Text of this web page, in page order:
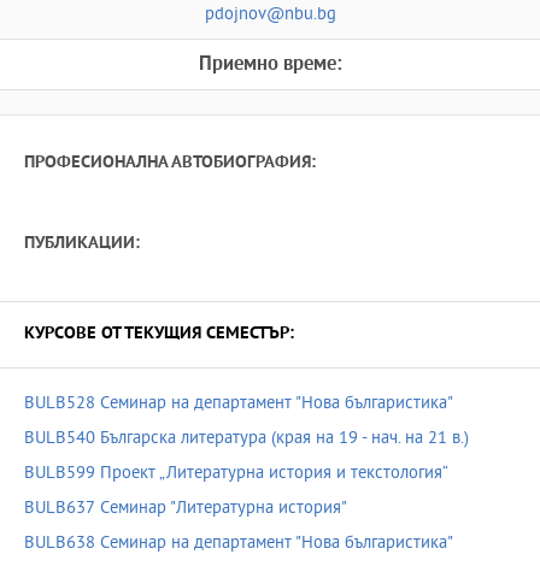
pdojnov@nbu.bg
Приемно време:
ПРОФЕСИОНАЛНА АВТОБИОГРАФИЯ:
ПУБЛИКАЦИИ:
КУРСОВЕ ОТ ТЕКУЩИЯ СЕМЕСТЪР:
BULB528 Семинар на департамент "Нова българистика"
BULB540 Българска литература (края на 19 - нач. на 21 в.)
BULB599 Проект „Литературна история и текстология“
BULB637 Семинар "Литературна история"
BULB638 Семинар на департамент "Нова българистика"